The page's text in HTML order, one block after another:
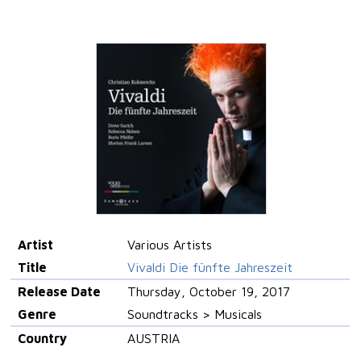
Artist
Various Artists
Title
Vivaldi Die fünfte Jahreszeit
Release Date
Thursday, October 19, 2017
Genre
Soundtracks > Musicals
Country
AUSTRIA